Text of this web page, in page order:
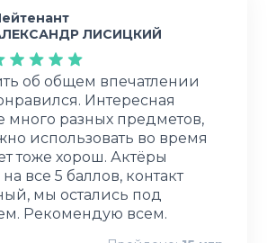
ЛИСИЦКИЙ
об общем впечатлении
Интересная
много разных предметов,
использовать во время
тоже хорош. Актёры
все 5 баллов, контакт
мы остались под